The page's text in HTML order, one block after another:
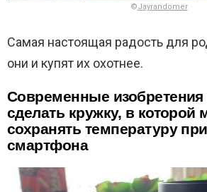
©Jayrandomer
Самая настоящая радость для
они и купят их охотнее.
Современные изобретения
сделать кружку, в которой
сохранять температуру
смартфона